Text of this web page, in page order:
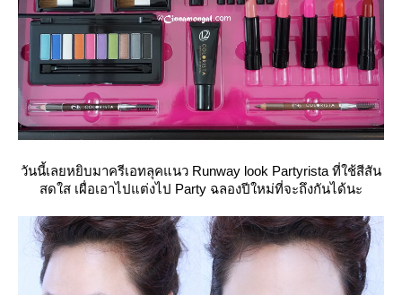
วันนี้เลยหยิบมาครีเอทลุคแนว Runway look Partyrista ที่ใช้สีสัน
สดใส เผื่อเอาไปแต่งไป Party ฉลองปีใหม่ที่จะถึงกันได้นะ